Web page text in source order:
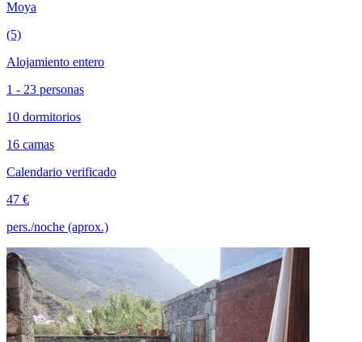
Moya
(5)
Alojamiento entero
1 - 23 personas
10 dormitorios
16 camas
Calendario verificado
47 €
pers./noche (aprox.)